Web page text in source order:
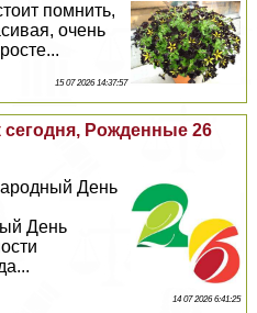
помнить,
очень
15 07 2026 14:37:57
сегодня, Рожденные 26
День
День
14 07 2026 6:41:25